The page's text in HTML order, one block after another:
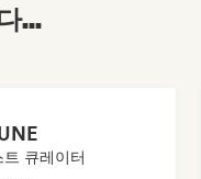
...
큐레이터